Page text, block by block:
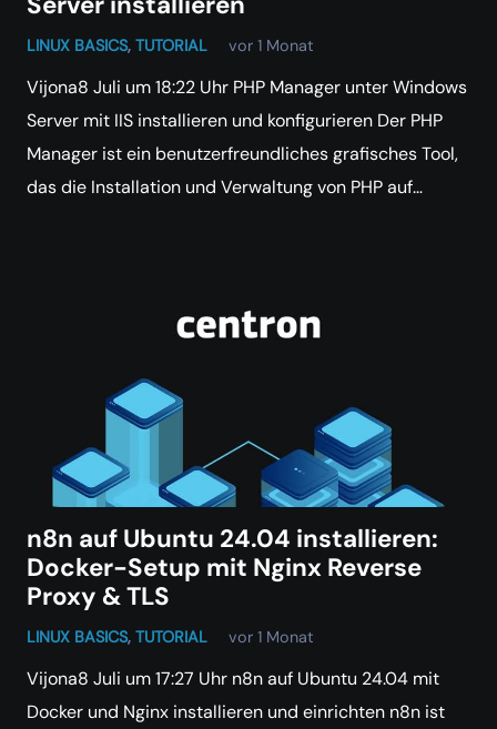
LINUX BASICS, TUTORIAL vor 1 Monat
Vijona8 Juli um 18:22 Uhr PHP Manager unter Windows
Server mit IIS installieren und konfigurieren Der PHP
Manager ist ein benutzerfreundliches grafisches Tool,
das die Installation und Verwaltung von PHP auf…
n8n auf Ubuntu 24.04 installieren:
Docker-Setup mit Nginx Reverse
Proxy & TLS
LINUX BASICS, TUTORIAL vor 1 Monat
Vijona8 Juli um 17:27 Uhr n8n auf Ubuntu 24.04 mit
Docker und Nginx installieren und einrichten n8n ist